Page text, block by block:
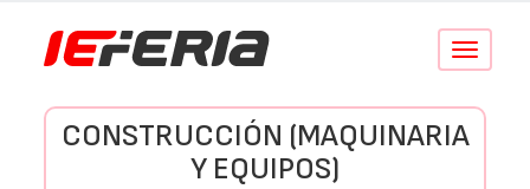
Conmutar
CONSTRUCCIÓN (MAQUINARIA
Y EQUIPOS)